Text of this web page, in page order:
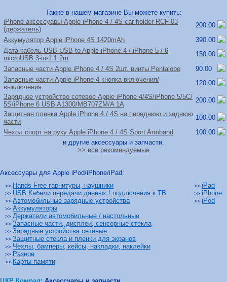
Также в нашем магазине Вы можете купить:
iPhone аксессуары Apple iPhone 4 / 4S car holder RCF-03
(держатель)
200.00
Аккумулятор Apple iPhone 4S 1420mAh
390.00
Дата-кабель USB USB to Apple iPhone 4 / iPhone 5 / 6
microUSB 3-in-1 1.2m
150.00
Запасные части Apple iPhone 4 / 4S 2шт. винты Pentalobe
90.00
Запасные части Apple iPhone 4 кнопка включения/
выключения
120.00
Зарядное устройство сетевое Apple iPhone 4/4S/iPhone 5/5C/
5S/iPhone 6 USB A1300/MB707ZM/A 1A
200.00
Защитная пленка Apple iPhone 4 / 4S на переднюю и заднюю
части
100.00
Чехол спорт на руку Apple iPhone 4 / 4S Sport Armband
100.00
и другие аксессуары и запчасти.
>> все рекомендуемые
Аксессуары для Apple iPod/iPhone/iPad:
>> Hands Free гарнитуры, наушники
>> USB Кабели передачи данных / подлючения к ТВ
>> Автомобильные зарядные устройства
>> Аккумуляторы
>> Держатели автомобильные / настольные
>> Запасные части, дисплеи, сенсорные стекла
>> Зарядные устройства сетевые
>> Защитные стекла и пленки для экранов
>> Чехлы, бамперы, кейсы, накладки, наклейки
>> Разное
>> Карты памяти
>> iPad
>> iPhone
>> iPod